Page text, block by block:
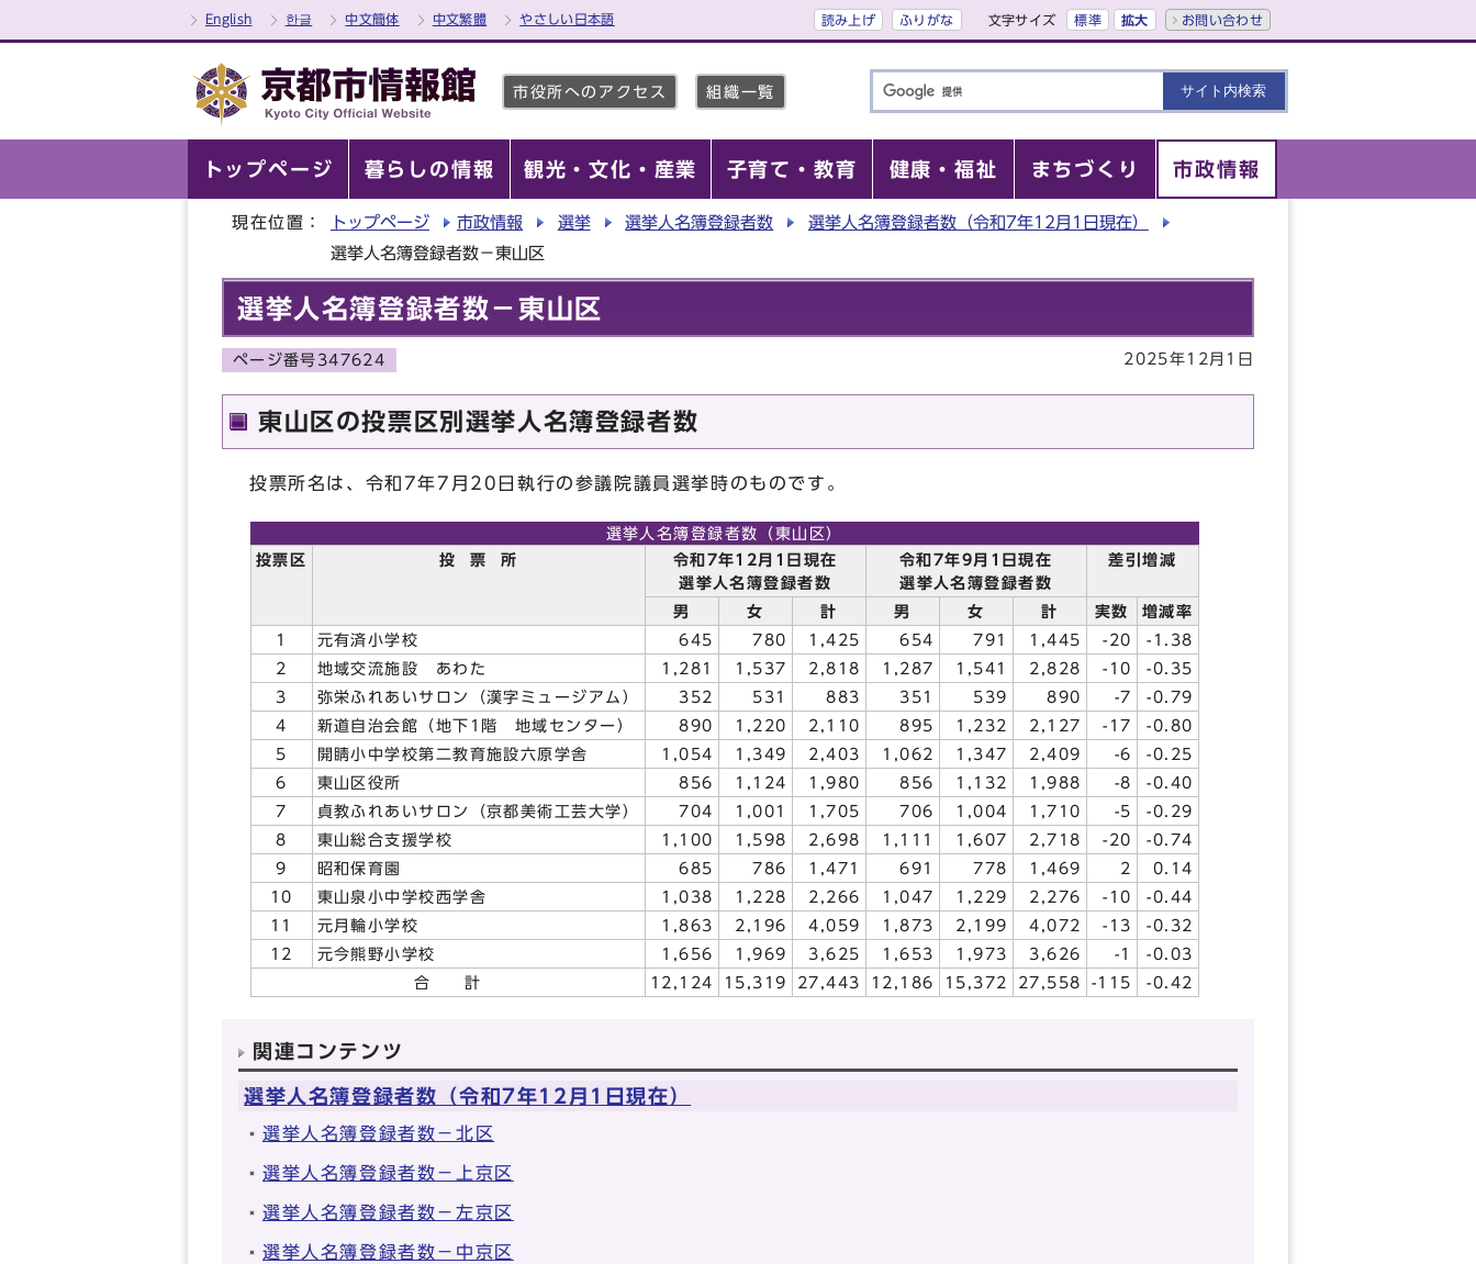
English 한글 中文簡体 中文繁體 やさしい日本語 読み上げ ふりがな 文字サイズ 標準 拡大 お問い合わせ
市役所へのアクセス 組織一覧
トップページ 暮らしの情報 観光・文化・産業 子育て・教育 健康・福祉 まちづくり 市政情報
現在位置： トップページ 市政情報 選挙 選挙人名簿登録者数
選挙人名簿登録者数（令和7年12月1日現在）
選挙人名簿登録者数－東山区
選挙人名簿登録者数－東山区
ページ番号347624 2025年12月1日
東山区の投票区別選挙人名簿登録者数
投票所名は、令和7年7月20日執行の参議院議員選挙時のものです。
選挙人名簿登録者数（東山区）
投票区
投 票 所
令和7年12月1日現在
選挙人名簿登録者数
令和7年9月1日現在
選挙人名簿登録者数
差引増減
男 女 計 男 女 計 実数
増減率
1
元有済小学校 645 780 1,425 654 791 1,445 -20
-1.38
2
地域交流施設 あわた 1,281 1,537 2,818 1,287 1,541 2,828 -10
-0.35
3
弥栄ふれあいサロン（漢字ミュージアム） 352 531 883 351 539 890 -7
-0.79
4
新道自治会館（地下1階 地域センター） 890 1,220 2,110 895 1,232 2,127 -17
-0.80
5
開睛小中学校第二教育施設六原学舎 1,054 1,349 2,403 1,062 1,347 2,409 -6
-0.25
6
東山区役所 856 1,124 1,980 856 1,132 1,988 -8
-0.40
7
貞教ふれあいサロン（京都美術工芸大学） 704 1,001 1,705 706 1,004 1,710 -5
-0.29
8
東山総合支援学校 1,100 1,598 2,698 1,111 1,607 2,718 -20
-0.74
9
昭和保育園 685 786 1,471 691 778 1,469 2
0.14
10
東山泉小中学校西学舎 1,038 1,228 2,266 1,047 1,229 2,276 -10
-0.44
11
元月輪小学校 1,863 2,196 4,059 1,873 2,199 4,072 -13
-0.32
12
元今熊野小学校 1,656 1,969 3,625 1,653 1,973 3,626 -1
-0.03
合 計
12,124 15,319 27,443 12,186 15,372 27,558 -115 -0.42
関連コンテンツ
選挙人名簿登録者数（令和7年12月1日現在）
選挙人名簿登録者数－北区
選挙人名簿登録者数－上京区
選挙人名簿登録者数－左京区
選挙人名簿登録者数－中京区